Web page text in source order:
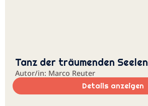
Tanz der träumenden Seelen
Autor/in: Marco Reuter
Details anzeigen